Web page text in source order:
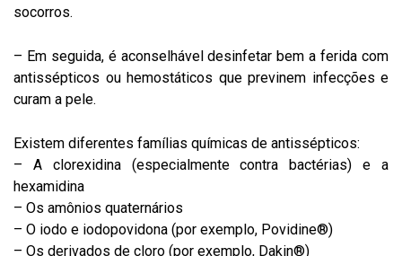
socorros.
– Em seguida, é aconselhável desinfetar bem a ferida com
antissépticos ou hemostáticos que previnem infecções e
curam a pele.
Existem diferentes famílias químicas de antissépticos:
– A clorexidina (especialmente contra bactérias) e a
hexamidina
– Os amônios quaternários
– O iodo e iodopovidona (por exemplo, Povidine®)
– Os derivados de cloro (por exemplo, Dakin®)